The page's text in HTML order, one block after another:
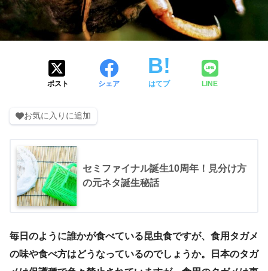
ポスト シェア はてブ LINE
お気に入りに追加
セミファイナル誕生10周年！見分け方
の元ネタ誕生秘話
毎日のように誰かが食べている昆虫食ですが、食用タガメ
の味や食べ方はどうなっているのでしょうか。日本のタガ